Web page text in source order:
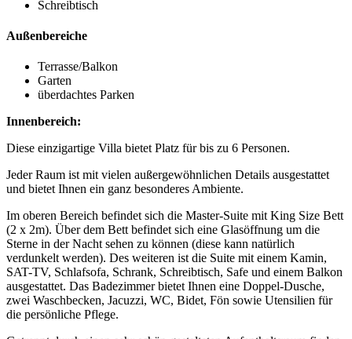
Schreibtisch
Außenbereiche
Terrasse/Balkon
Garten
überdachtes Parken
Innenbereich:
Diese einzigartige Villa bietet Platz für bis zu 6 Personen.
Jeder Raum ist mit vielen außergewöhnlichen Details ausgestattet
und bietet Ihnen ein ganz besonderes Ambiente.
Im oberen Bereich befindet sich die Master-Suite mit King Size Bett
(2 x 2m). Über dem Bett befindet sich eine Glasöffnung um die
Sterne in der Nacht sehen zu können (diese kann natürlich
verdunkelt werden). Des weiteren ist die Suite mit einem Kamin,
SAT-TV, Schlafsofa, Schrank, Schreibtisch, Safe und einem Balkon
ausgestattet. Das Badezimmer bietet Ihnen eine Doppel-Dusche,
zwei Waschbecken, Jacuzzi, WC, Bidet, Fön sowie Utensilien für
die persönliche Pflege.